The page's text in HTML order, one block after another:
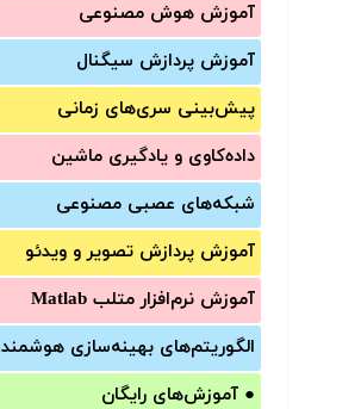
آموزش‌ هوش مصنوعی
آموزش‌ پردازش سیگنال
پیش‌‌بینی سری‌‌های زمانی
داده‌کاوی و یادگیری ماشین
شبکه‌های عصبی مصنوعی
آموزش‌ پردازش تصویر و ویدئو
آموزش‌ نرم‌افزار متلب Matlab
الگوریتم‌های بهینه‌سازی هوشمند
● آموزش‌های رایگان